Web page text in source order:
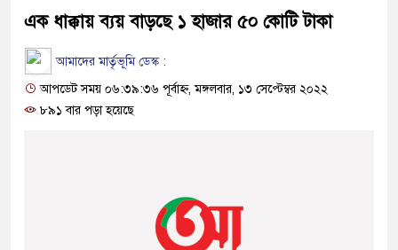
এক ধাক্কায় ব্যয় বাড়ছে ১ হাজার ৫০ কোটি টাকা
আমাদের মার্তৃভূমি ডেস্ক :
আপডেট সময় ০৬:৩৯:৩৬ পূর্বাহ্ন, মঙ্গলবার, ১৩ সেপ্টেম্বর ২০২২
৮৯১ বার পড়া হয়েছে